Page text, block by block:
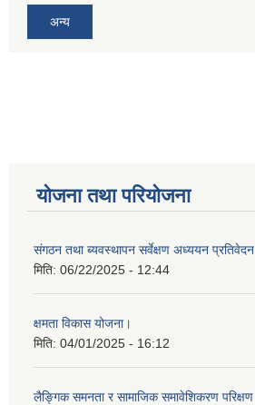
अन्य
योजना तथा परियोजना
संगठन तथा ब्यवस्थापन सर्वेक्षण अध्ययन प्रतिवेदन
मिति: 06/22/2025 - 12:44
क्षमता विकास योजना।
मिति: 04/01/2025 - 16:12
लैङ्गिक समनता र सामाजिक समावेशिकरण परिक्षण